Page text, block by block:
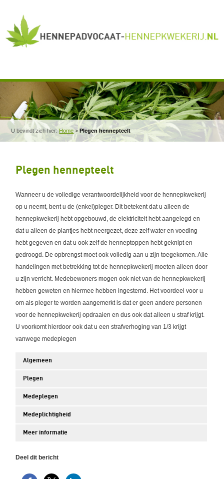
U bevindt zich hier:Home>Plegen hennepteelt
Plegen hennepteelt
Wanneer u de volledige verantwoordelijkheid voor de hennepkwekerij
op u neemt, bent u de (enkel)pleger. Dit betekent dat u alleen de
hennepkwekerij hebt opgebouwd, de elektriciteit hebt aangelegd en
dat u alleen de plantjes hebt neergezet, deze zelf water en voeding
hebt gegeven en dat u ook zelf de henneptoppen hebt geknipt en
gedroogd. De opbrengst moet ook volledig aan u zijn toegekomen. Alle
handelingen met betrekking tot de hennepkwekerij moeten alleen door
u zijn verricht. Medebewoners mogen ook niet van de hennepkwekerij
hebben geweten en hiermee hebben ingestemd. Het voordeel voor u
om als pleger te worden aangemerkt is dat er geen andere personen
voor de hennepkwekerij opdraaien en dus ook dat alleen u straf krijgt.
U voorkomt hierdoor ook dat u een strafverhoging van 1/3 krijgt
vanwege medeplegen
Algemeen
Plegen
Medeplegen
Medeplichtigheid
Meer informatie
Deel dit bericht